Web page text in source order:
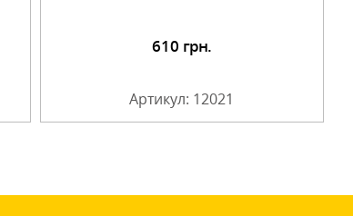
610 грн.
Артикул: 12021